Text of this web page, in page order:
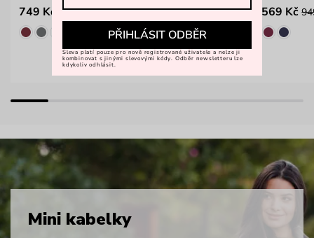
749 Kč 999 Kč 569 Kč
Mini kabelky
PŘIHLÁSIT ODBĚR
Sleva platí pouze pro nově registrované uživatele a nelze ji
kombinovat s jinými slevovými kódy. Odběr newsletteru lze
kdykoliv odhlásit.